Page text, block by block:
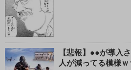
【悲報】●●が導入
人が減ってる模様ｗ